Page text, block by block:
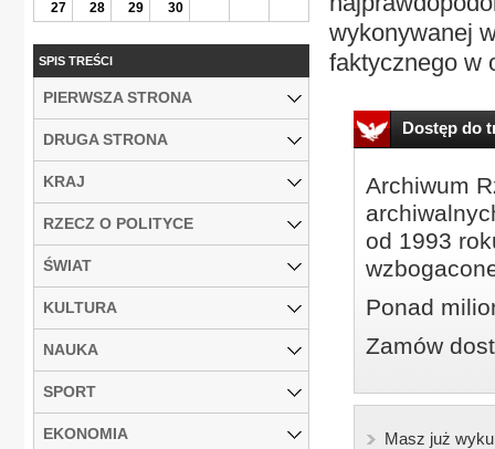
wykonywanej
faktycznego w
Dostęp do
Archiwum
od 1993
Ponad
Zamów
Masz już
27
28 29 30
SPIS TREŚCI
PIERWSZA STRONA
DRUGA STRONA
KRAJ
RZECZ O POLITYCE
ŚWIAT
KULTURA
NAUKA
SPORT
EKONOMIA